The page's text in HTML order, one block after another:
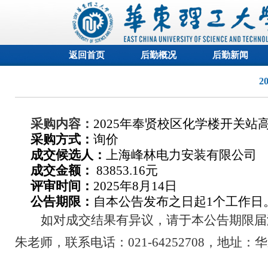
返回首页 后勤概况 后勤新闻
采购内容： 2025年奉贤校区化学楼开关站
采购方式： 询价
成交候选人 ： 上海峰林电力安装有限公司
成交金额： 83853.16元
评审时间： 2025年8月14日
公告期限： 自本公告发布之日起1个工作日
如对成交结果有异议，请于本公告期限
朱老师，联系电话： 021-64252708，地址：